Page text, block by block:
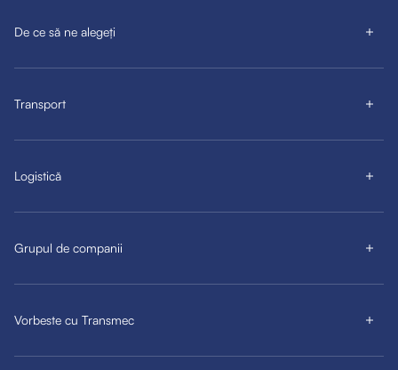
De ce să ne alegeți
Transport
Logistică
Grupul de companii
Vorbeste cu Transmec